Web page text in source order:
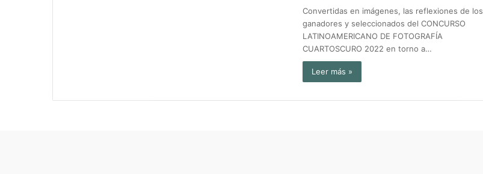
Convertidas en imágenes, las reflexiones de los
ganadores y seleccionados del CONCURSO
LATINOAMERICANO DE FOTOGRAFÍA
CUARTOSCURO 2022 en torno a…
Leer más »